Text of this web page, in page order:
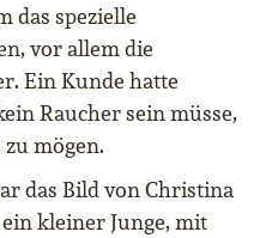
das spezielle
vor allem die
Ein Kunde hatte
Raucher sein müsse,
mögen.
das Bild von Christina
kleiner Junge, mit